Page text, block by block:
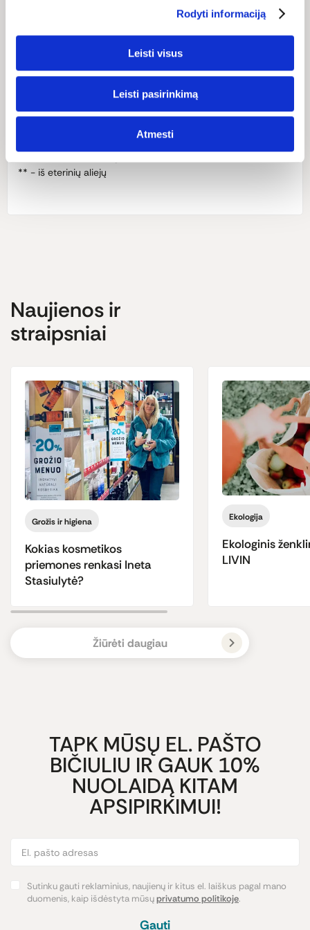
Rodyti informaciją
Leisti visus
Leisti pasirinkimą
Atmesti
Sudėtis (INCI): Aqua (Water), Olea Europaea (Olive) Fruit Oil°,
Helianthus Annuus (Sunflower) Seed Oil°, Persea Gratissima
(Avocado) Oil*, Lanolin, Rosa Canina Fruit Oil*,
Theobroma Cacao (Cocoa) Butter°, Hibiscus Sabdariffa
Flower Extract°, Spagyrische Essenz von Rosa damascena
(Rose) Flower°, Rosa Damascena (Rose) Flower Oil°,
** - iš eterinių aliejų
Naujienos ir
straipsniai
Grožis ir higiena
Kokias kosmetikos
priemones renkasi Ineta
Stasiulytė?
Ekologija
Ekologinis
LIVIN
Žiūrėti daugiau
TAPK MŪSŲ EL. PAŠTO
BIČIULIU IR GAUK 10%
NUOLAIDĄ KITAM
APSIPIRKIMUI!
Sutinku gauti reklaminius, naujienų ir kitus el. laiškus pagal mano
duomenis, kaip išdėstyta mūsųprivatumo politikoje.
Gauti